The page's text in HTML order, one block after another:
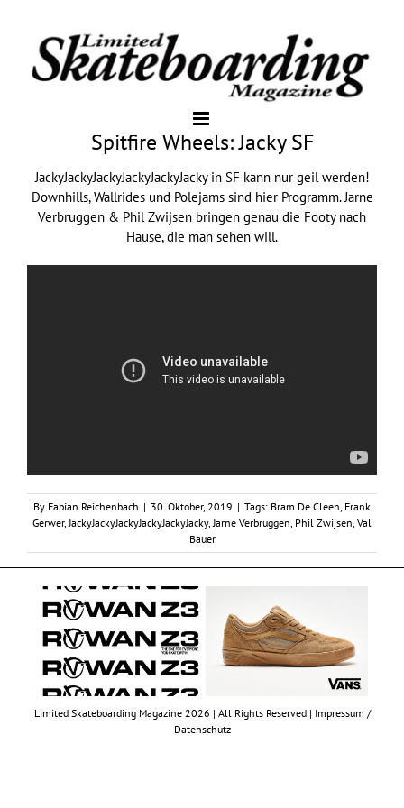
Spitfire Wheels: Jacky SF
JackyJackyJackyJackyJackyJacky in SF kann nur geil werden!
Downhills, Wallrides und Polejams sind hier Programm. Jarne
Verbruggen & Phil Zwijsen bringen genau die Footy nach
Hause, die man sehen will.
By Fabian Reichenbach | 30. Oktober, 2019 | Tags: Bram De Cleen Frank
Gerwer, JackyJackyJackyJackyJackyJacky, Jarne Verbruggen Phil Zwijsen Val
Bauer
Limited Skateboarding Magazine 2026 | All Rights Reserved | Impressum /
Datenschutz